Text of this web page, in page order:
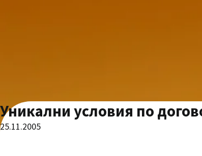
Уникални условия по
25.11.2005